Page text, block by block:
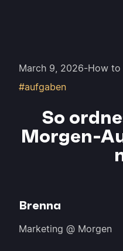
March 9, 2026-How to
#aufgaben
So
Morgen-
Brenna
Marketing @ Morgen